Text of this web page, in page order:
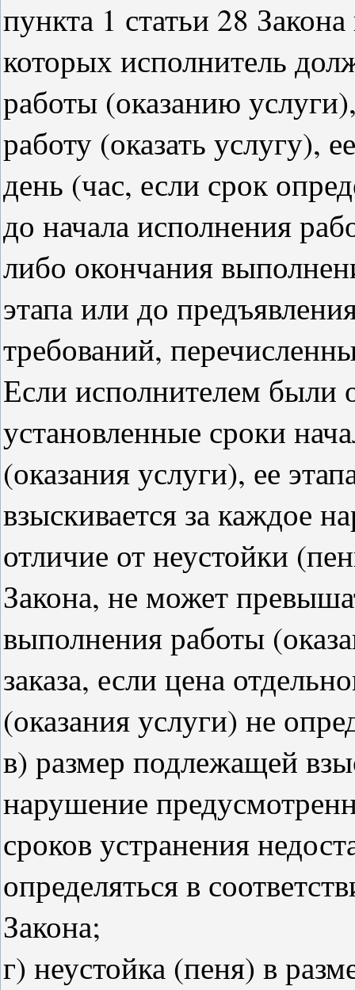
пункта 1 статьи 28
которых исполнитель
работы (оказанию
работу (оказать услугу),
день (час, если срок
до начала исполнения
либо окончания
этапа или до
требований,
Если исполнителем
установленные сроки
(оказания услуги), ее
взыскивается за каждое
отличие от неустойки
Закона, не может
выполнения работы
заказа, если цена
(оказания услуги) не
в) размер подлежащей
нарушение
сроков устранения
определяться в
Закона;
г) неустойка (пеня) в